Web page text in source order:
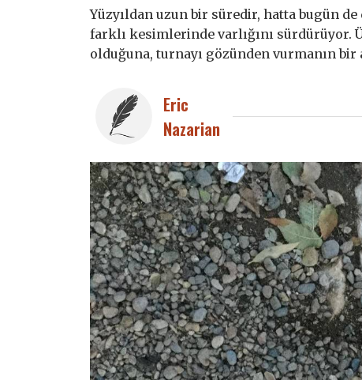
Yüzyıldan uzun bir süredir, hatta bugün
farklı kesimlerinde varlığını sürdürüyor.
olduğuna, turnayı gözünden vurmanın
Eric
Nazarian